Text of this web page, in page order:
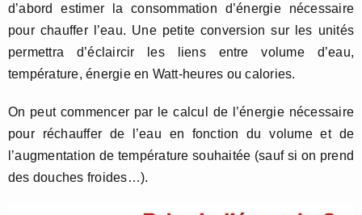
d’abord estimer la consommation d’énergie nécessaire
pour chauffer l’eau. Une petite conversion sur les unités
permettra d’éclaircir les liens entre volume d’eau,
température, énergie en Watt-heures ou calories.
On peut commencer par le calcul de l’énergie nécessaire
pour réchauffer de l’eau en fonction du volume et de
l’augmentation de température souhaitée (sauf si on prend
des douches froides…).